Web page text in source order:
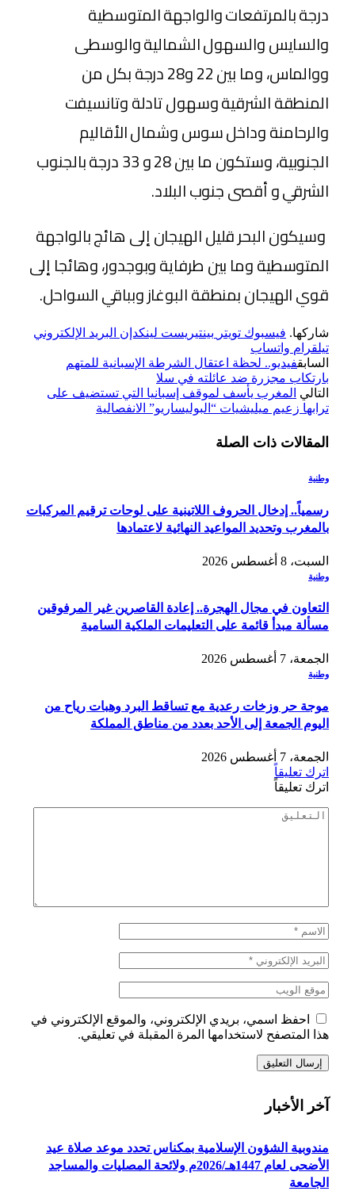
درجة بالمرتفعات والواجهة المتوسطية
والسايس والسهول الشمالية والوسطى
ووالماس، وما بين 22 و28 درجة بكل من
المنطقة الشرقية وسهول تادلة وتانسيفت
والرحامنة وداخل سوس وشمال الأقاليم
الجنوبية، وستكون ما بين 28 و 33 درجة بالجنوب
الشرقي و أقصى جنوب البلاد.
وسيكون البحر قليل الهيجان إلى هائج بالواجهة
المتوسطية وما بين طرفاية وبوجدور، وهائجا إلى
قوي الهيجان بمنطقة البوغاز وبباقي السواحل.
شاركها. فيسبوك تويتر بينتيريست لينكدإن البريد الإلكتروني
تيلقرام واتساب
السابقفيديو.. لحظة اعتقال الشرطة الإسبانية للمتهم
بارتكاب مجزرة ضد عائلته في سلا
التالي المغرب يأسف لموقف إسبانيا التي تستضيف على
ترابها زعيم ميليشيات “البوليساريو” الانفصالية
المقالات ذات الصلة
وطنية
رسمياً.. إدخال الحروف اللاتينية على لوحات ترقيم المركبات
بالمغرب وتحديد المواعيد النهائية لاعتمادها
السبت، 8 أغسطس 2026
وطنية
التعاون في مجال الهجرة.. إعادة القاصرين غير المرفوقين
مسألة مبدأ قائمة على التعليمات الملكية السامية
الجمعة، 7 أغسطس 2026
وطنية
موجة حر وزخات رعدية مع تساقط البرد وهبات رياح من
اليوم الجمعة إلى الأحد بعدد من مناطق المملكة
الجمعة، 7 أغسطس 2026
اترك تعليقاً
اترك تعليقاً
احفظ اسمي، بريدي الإلكتروني، والموقع الإلكتروني في
هذا المتصفح لاستخدامها المرة المقبلة في تعليقي.
آخر الأخبار
مندوبية الشؤون الإسلامية بمكناس تحدد موعد صلاة عيد
الأضحى لعام 1447هـ/2026م ولائحة المصليات والمساجد
الجامعة